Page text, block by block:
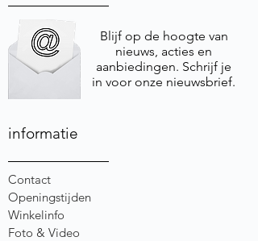
Blijf op de hoogte van
nieuws, acties en
aanbiedingen. Schrijf je
in voor onze nieuwsbrief.
informatie
Contact
Openingstijden
Winkelinfo
Foto & Video